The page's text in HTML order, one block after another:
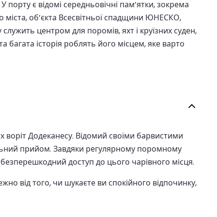
є відомі середньовічні пам’ятки, зокрема
міста, об’єкта Всесвітньої спадщини ЮНЕСКО,
центром для поромів, яхт і круїзних суден,
історія роблять його місцем, яке варто
Додеканесу. Відомий своїми барвистими
прийом. Завдяки регулярному поромному
доступ до цього чарівного місця.
від того, чи шукаєте ви спокійного відпочинку,